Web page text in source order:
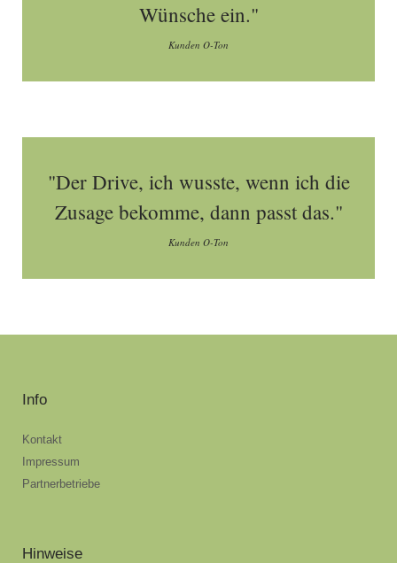
Wünsche ein."
Kunden O-Ton
"Der Drive, ich wusste, wenn ich die
Zusage bekomme, dann passt das."
Kunden O-Ton
Info
Kontakt
Impressum
Partnerbetriebe
Hinweise